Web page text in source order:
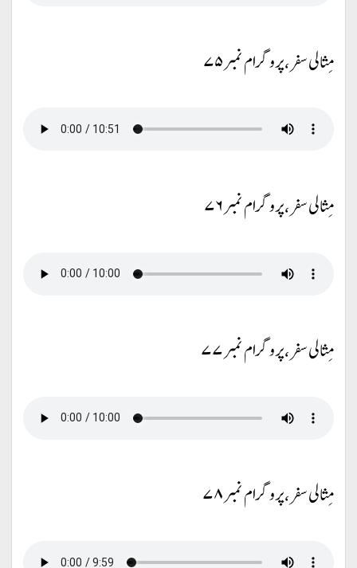
مِثالی سفر، پروگرام نمبر ۷۵
مِثالی سفر، پروگرام نمبر ۷۶
مِثالی سفر، پروگرام نمبر ۷۷
مِثالی سفر، پروگرام نمبر ۷۸